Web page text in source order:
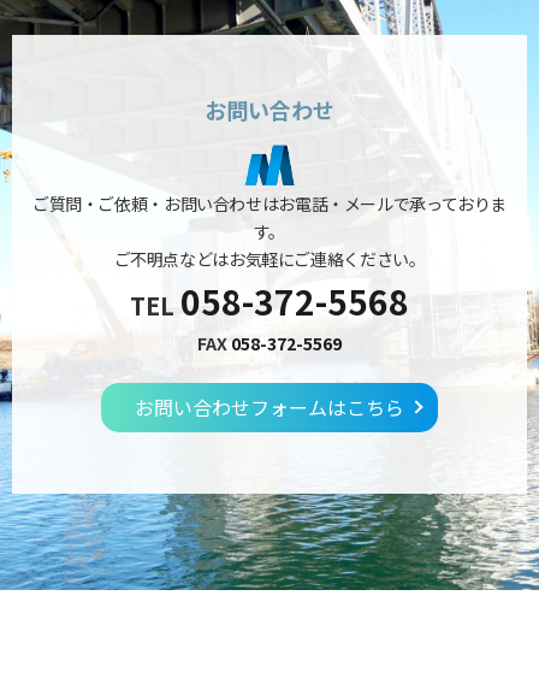
お問い合わせ
ご質問・ご依頼・お問い合わせはお電話・メールで承っておりま
す。
ご不明点などはお気軽にご連絡ください。
TEL 058-372-5568
FAX 058-372-5569
お問い合わせフォームはこちら